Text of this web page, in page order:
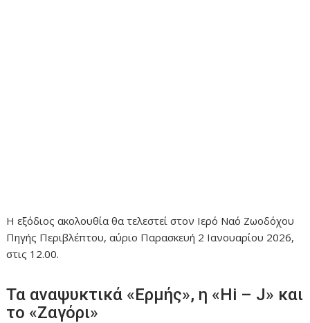
Η εξόδιος ακολουθία θα τελεστεί στον Ιερό Ναό Ζωοδόχου
Πηγής Περιβλέπτου, αύριο Παρασκευή 2 Ιανουαρίου 2026,
στις 12.00.
Τα αναψυκτικά «Ερμής», η «Ηi – J» και
το «Ζαγόρι»